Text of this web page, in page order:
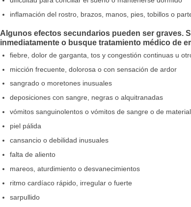
inflamación del rostro, brazos, manos, pies, tobillos o
Algunos efectos secundarios pueden ser graves.
inmediatamente o busque tratamiento médico de
fiebre, dolor de garganta, tos y congestión continuas u
micción frecuente, dolorosa o con sensación de ardor
sangrado o moretones inusuales
deposiciones con sangre, negras o alquitranadas
vómitos sanguinolentos o vómitos de sangre o de
piel pálida
cansancio o debilidad inusuales
falta de aliento
mareos, aturdimiento o desvanecimientos
ritmo cardíaco rápido, irregular o fuerte
sarpullido